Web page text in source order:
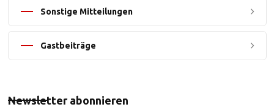
Sonstige Mitteilungen
Gastbeiträge
Newsletter abonnieren